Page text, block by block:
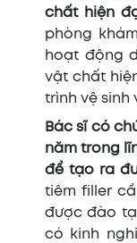
chất hiện
phòng
hoạt động
vật chất
trình vệ sinh
Bác sĩ có
năm trong
để tạo ra
tiêm filler
được đào
có kinh